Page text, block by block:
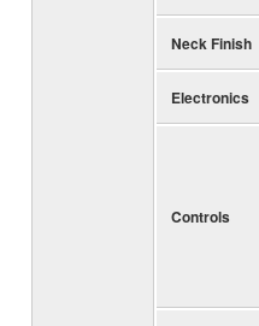
Neck Finish
Electronics
Controls